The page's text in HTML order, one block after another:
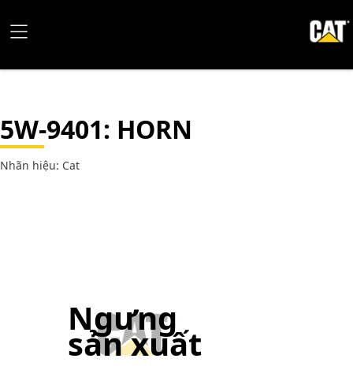
5W-9401: HORN
Nhãn hiệu: Cat
Ngưng
sản xuất